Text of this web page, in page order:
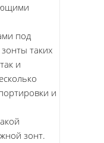
под
таких
и
и
зонт.